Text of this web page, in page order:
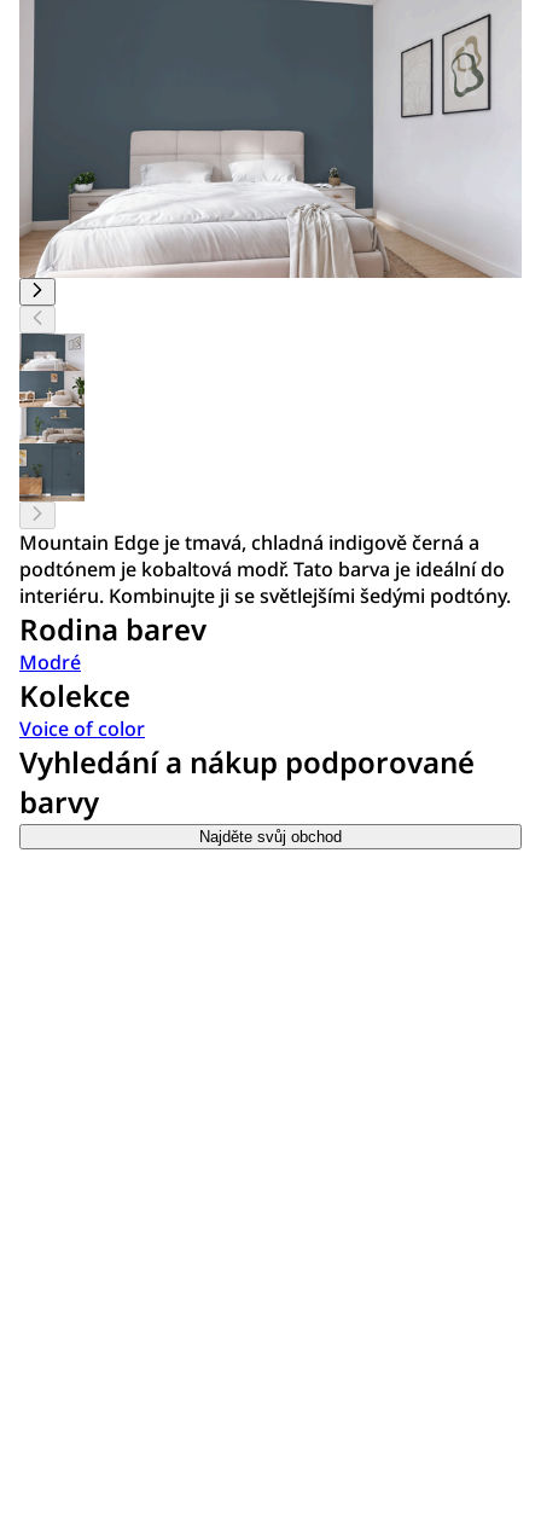
Mountain Edge je tmavá, chladná indigově černá a
podtónem je kobaltová modř. Tato barva je ideální do
interiéru. Kombinujte ji se světlejšími šedými podtóny.
Rodina barev
Modré
Kolekce
Voice of color
Vyhledání a nákup podporované
barvy
Najděte svůj obchod